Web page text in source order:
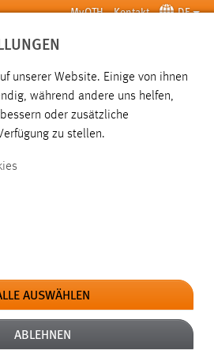
MyOTH Kontakt DE
SUCHE
BEWERBEN
der OTH Amberg-Weiden
UND VERNETZTE
ZUKUNFT
OTH Amberg-Weiden
ZD.B. Wettbewerb
unserer Website. Einige von ihnen
während andere uns helfen,
oder zusätzliche
zu stellen.
AUSWÄHLEN
ABLEHNEN